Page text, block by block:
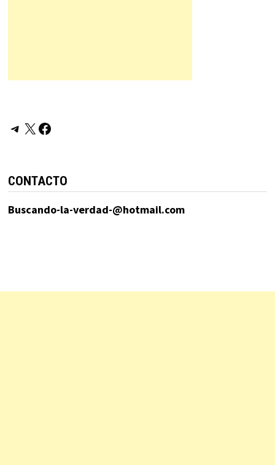
Telegram
X Facebook
CONTACTO
Buscando-la-verdad-@hotmail.com